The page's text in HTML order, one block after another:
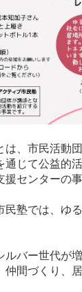
、市民活動
通じて公益的
センターの事
民塾では、ゆ
ルバー世代が
仲間づくり、